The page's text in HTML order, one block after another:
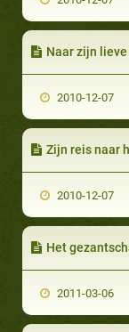
Naar zijn
2010-12-07
Zijn reis naar
2010-12-07
Het gezantschap
2011-03-06